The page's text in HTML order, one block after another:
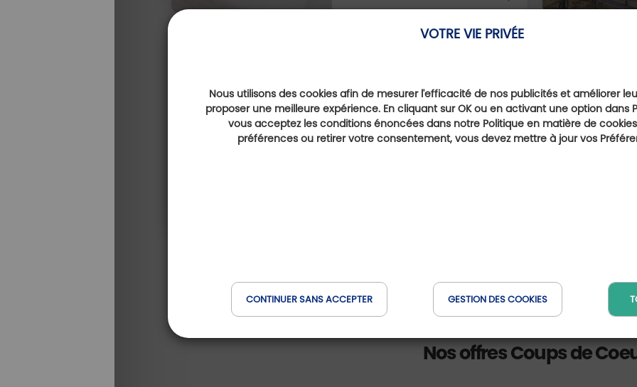
VOTRE VIE PRIVÉE
Nous utilisons des cookies afin de mesurer l'efficacité de nos publicités et améliorer
proposer une meilleure expérience. En cliquant sur OK ou en activant une option dans
vous acceptez les conditions énoncées dans notre Politique en matière de
préférences ou retirer votre consentement, vous devez mettre à jour vos
CONTINUER SANS ACCEPTER GESTION DES COOKIES
Hôtel Majestic Galzignano Resort Terme & Golf
Veneto, Italie
Nos offres Coups de